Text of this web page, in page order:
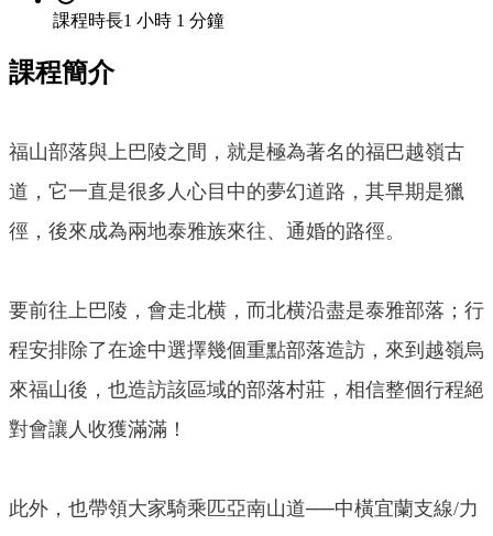
課程時長1 小時 1 分鐘
課程簡介
福山部落與上巴陵之間，就是極為著名的福巴越嶺古
道，它一直是很多人心目中的夢幻道路，其早期是獵
徑，後來成為兩地泰雅族來往、通婚的路徑。
要前往上巴陵，會走北横，而北横沿盡是泰雅部落；行
程安排除了在途中選擇幾個重點部落造訪，來到越嶺烏
來福山後，也造訪該區域的部落村莊，相信整個行程絕
對會讓人收獲滿滿！
此外，也帶領大家騎乘匹亞南山道──中橫宜蘭支線/力